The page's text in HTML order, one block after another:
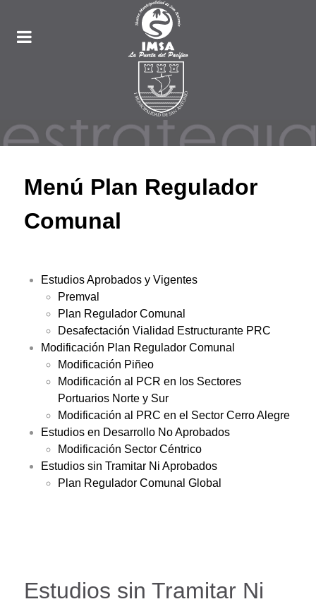
Menú Plan Regulador
Comunal
Estudios Aprobados y Vigentes
Premval
Plan Regulador Comunal
Desafectación Vialidad Estructurante PRC
Modificación Plan Regulador Comunal
Modificación Piñeo
Modificación al PCR en los Sectores
Portuarios Norte y Sur
Modificación al PRC en el Sector Cerro Alegre
Estudios en Desarrollo No Aprobados
Modificación Sector Céntrico
Estudios sin Tramitar Ni Aprobados
Plan Regulador Comunal Global
Estudios sin Tramitar Ni